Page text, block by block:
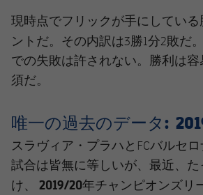
現時点でフリックが手にしている
ント だ。その内訳は3勝1分2敗だ
での失敗は許されない。勝利は
須だ。
唯一の過去のデータ:
スラヴィア・プラハとFCバルセ
試合は皆無に等しいが、最近、
け、
2019/20年チャンピオンズリ